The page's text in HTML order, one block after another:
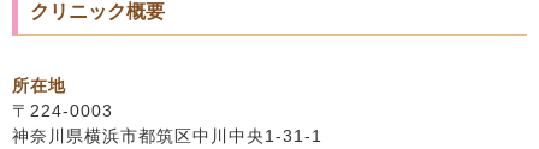
クリニック概要
所在地
〒224-0003
神奈川県横浜市都筑区中川中央1-31-1